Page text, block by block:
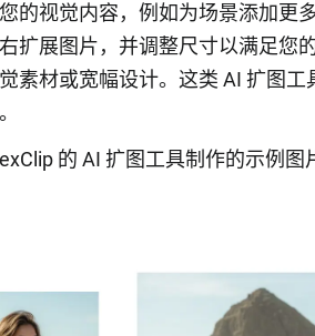
的视觉内容，例如为场景添加更
扩展图片，并调整尺寸以满足您
素材或宽幅设计。这类 AI 扩图
的 AI 扩图工具制作的示例图